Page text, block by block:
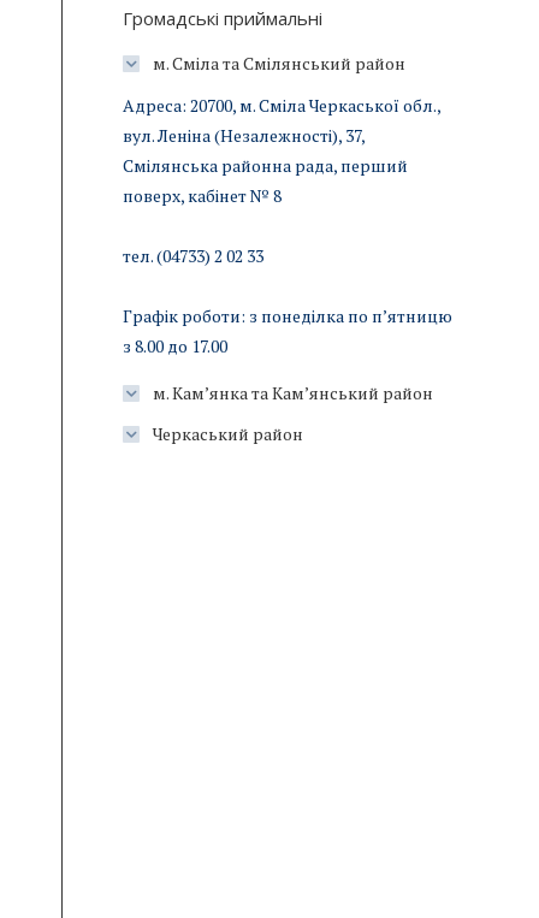
Громадські приймальні
м. Сміла та Смілянський район
Адреса: 20700, м. Сміла Черкаської обл.,
вул. Леніна (Незалежності), 37,
Смілянська районна рада, перший
поверх, кабінет № 8
тел. (04733) 2 02 33
Графік роботи: з понеділка по п’ятницю
з 8.00 до 17.00
м. Кам’янка та Кам’янський район
Черкаський район